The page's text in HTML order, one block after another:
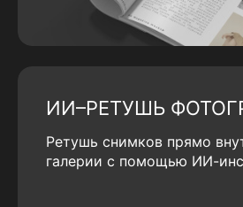
ИИ–РЕТУШЬ
Ретушь снимков прямо
галерии с помощью ИИ-